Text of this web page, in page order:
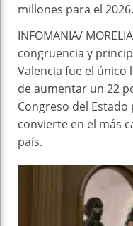
millones para el 2026.
INFOMANIA/
congruencia y
Valencia fue el
de aumentar un 22
Congreso del Estado
convierte en el más
país.